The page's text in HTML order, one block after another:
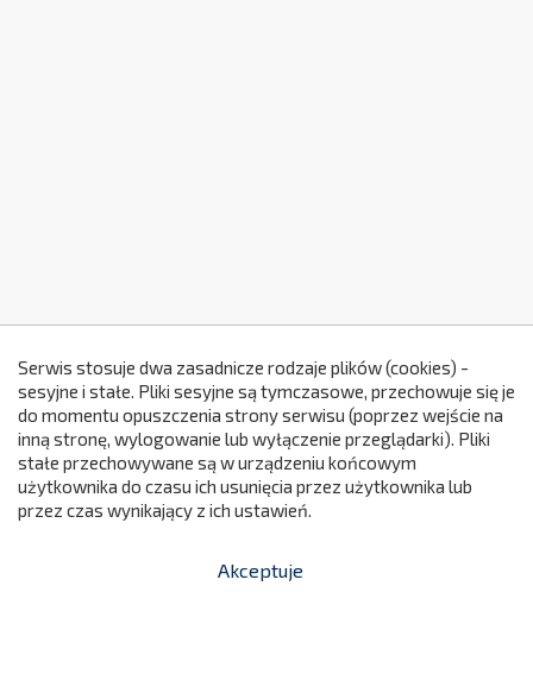

Serwis stosuje dwa zasadnicze rodzaje plików (cookies) -
sesyjne i stałe. Pliki sesyjne są tymczasowe, przechowuje się je
do momentu opuszczenia strony serwisu (poprzez wejście na
inną stronę, wylogowanie lub wyłączenie przeglądarki). Pliki
stałe przechowywane są w urządzeniu końcowym
użytkownika do czasu ich usunięcia przez użytkownika lub
przez czas wynikający z ich ustawień.
Akceptuje